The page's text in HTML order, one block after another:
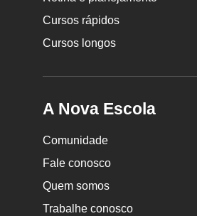
Cursos rápidos
Cursos longos
A Nova Escola
Comunidade
Fale conosco
Quem somos
Trabalhe conosco